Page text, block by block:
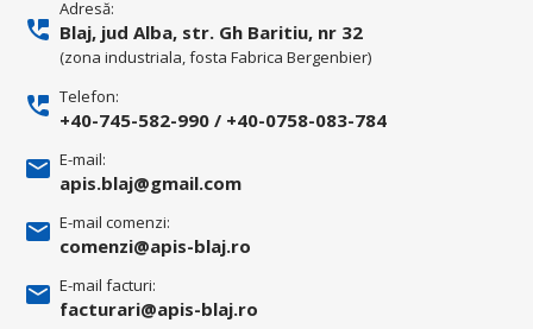
Adresă:
Blaj, jud Alba, str. Gh Baritiu, nr 32
(zona industriala, fosta Fabrica Bergenbier)
Telefon:
+40-745-582-990 / +40-0758-083-784
E-mail:
apis.blaj@gmail.com
E-mail comenzi:
comenzi@apis-blaj.ro
E-mail facturi:
facturari@apis-blaj.ro